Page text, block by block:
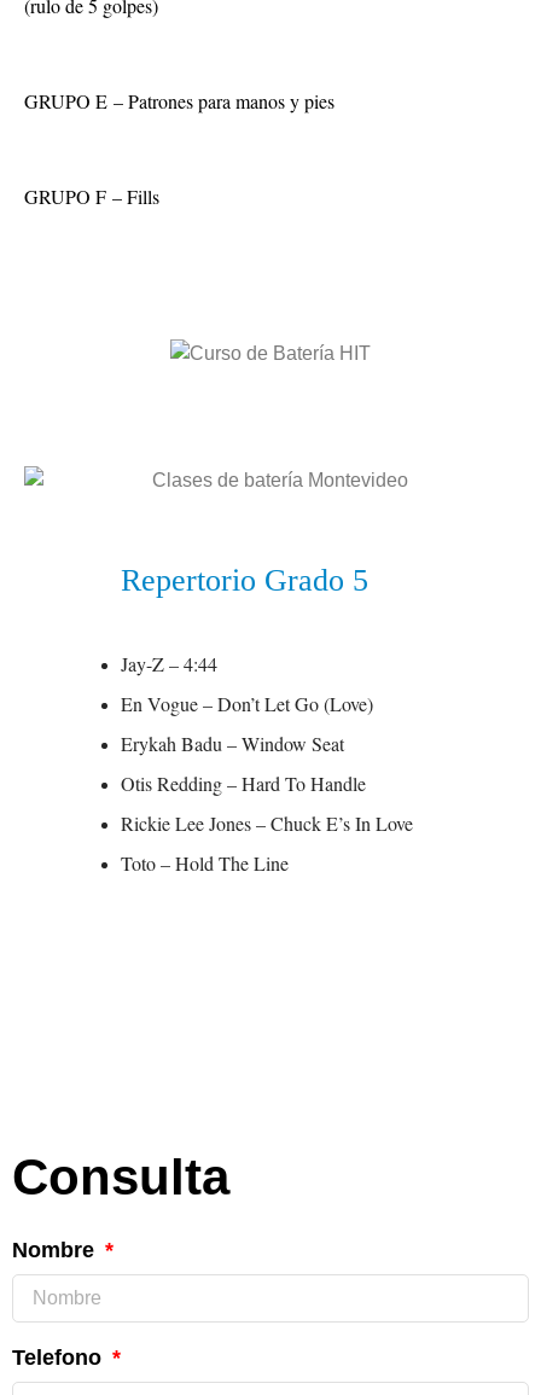
(rulo de 5 golpes)
GRUPO E – Patrones para manos y pies
GRUPO F – Fills
Repertorio Grado 5
Jay-Z – 4:44
En Vogue – Don’t Let Go (Love)
Erykah Badu – Window Seat
Otis Redding – Hard To Handle
Rickie Lee Jones – Chuck E’s In Love
Toto – Hold The Line
Consulta
Nombre
Telefono